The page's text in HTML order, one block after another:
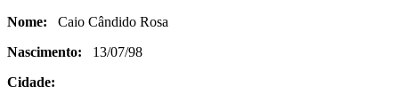
Nome: Caio Cândido Rosa
Nascimento: 13/07/98
Cidade: